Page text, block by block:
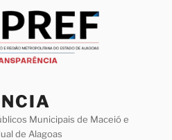
Municipais de Maceió e
de Alagoas